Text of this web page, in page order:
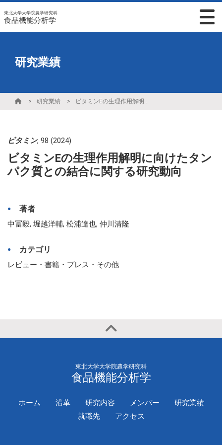
東北大学大学院農学研究科
食品機能分析学
研究業績
研究業績 ビタミンEの生理作用解明に向けたタンパク質との結合に関する研究動向
ビタミン, 98 (2024)
ビタミンEの生理作用解明に向けたタン
パク質との結合に関する研究動向
著者
中冨毅, 堀越洋輔, 松浦達也, 仲川清隆
カテゴリ
レビュー・書籍・プレス・その他
東北大学大学院農学研究科
食品機能分析学
ホーム 沿革 研究内容 メンバー
研究業績
就職先
アクセス